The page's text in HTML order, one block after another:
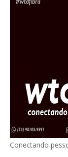
Conectando